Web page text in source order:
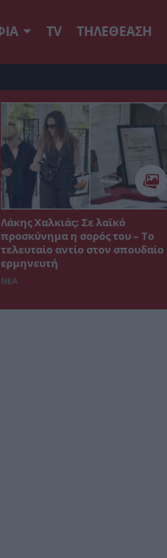
TV ΤΗΛΕΘΕΑΣΗ
Λάκης Χαλκιάς: Σε λαϊκό
προσκύνημα η σορός του – Το
τελευταίο αντίο στον σπουδαίο
ερμηνευτή
ΝΕΑ